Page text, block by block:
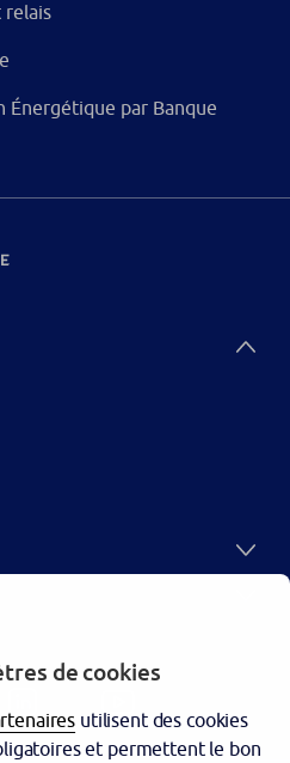
relais
Énergétique par Banque
de cookies
utilisent des cookies
et permettent le bon